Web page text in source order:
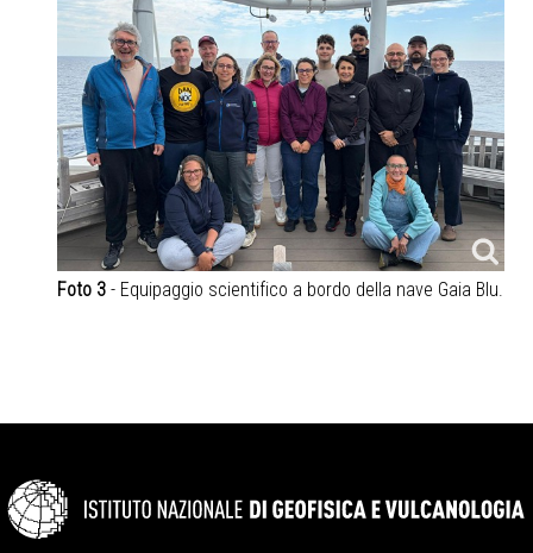
Foto 3 - Equipaggio scientifico a bordo della nave Gaia Blu.